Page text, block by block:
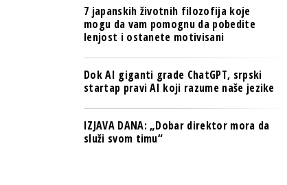
NOVO NA RAFU
7 japanskih životnih filozofija koje
mogu da vam pomognu da pobedite
lenjost i ostanete motivisani
Dok AI giganti grade ChatGPT, srpski
startap pravi AI koji razume naše jezike
IZJAVA DANA: „Dobar direktor mora da
služi svom timu“